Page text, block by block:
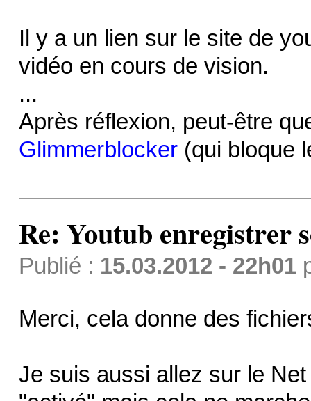
Il y a un lien sur le site de
vidéo en cours de vision.
...
Après réflexion, peut-être
Glimmerblocker(qui bloque
Re: Youtub enregistrer
Publié : 15.03.2012 - 22h01
Merci, cela donne des
Je suis aussi allez sur le